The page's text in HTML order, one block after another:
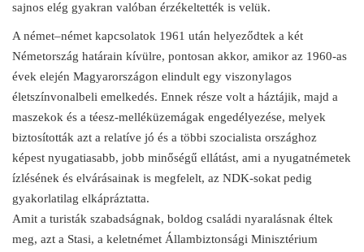
sajnos elég gyakran valóban érzékeltették is velük.
A német–német kapcsolatok 1961 után helyeződtek a két
Németország határain kívülre, pontosan akkor, amikor az 1960-as
évek elején Magyarországon elindult egy viszonylagos
életszínvonalbeli emelkedés. Ennek része volt a háztájik, majd a
maszekok és a téesz-melléküzemágak engedélyezése, melyek
biztosították azt a relatíve jó és a többi szocialista országhoz
képest nyugatiasabb, jobb minőségű ellátást, ami a nyugatnémetek
ízlésének és elvárásainak is megfelelt, az NDK-sokat pedig
gyakorlatilag elkápráztatta.
Amit a turisták szabadságnak, boldog családi nyaralásnak éltek
meg, azt a Stasi, a keletnémet Állambiztonsági Minisztérium